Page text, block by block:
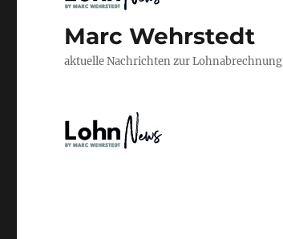
Marc Wehrstedt
aktuelle Nachrichten zur Lohnabrechnung